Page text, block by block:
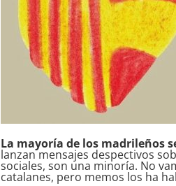
La mayoría de los madrileños
lanzan mensajes despectivos
sociales, son una minoría. No
catalanes, pero memos los ha